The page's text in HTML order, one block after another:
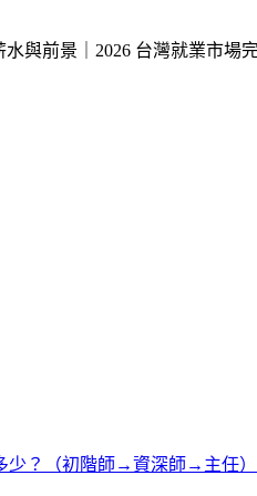
水與前景｜2026 台灣就業市場
少？（初階師→資深師→主任）